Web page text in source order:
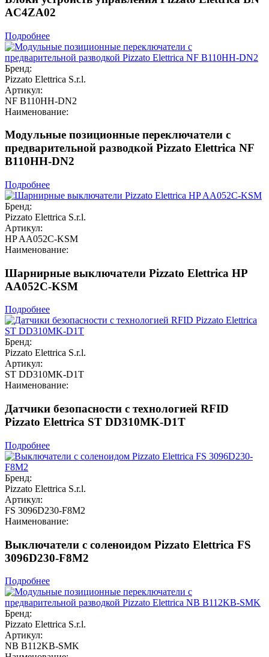
AC4ZA02
Подробнее
Бренд:
Pizzato Elettrica S.r.l.
Артикул:
NF B110HH-DN2
Наименование:
Модульные позиционные переключатели с
предварительной разводкой Pizzato Elettrica NF
B110HH-DN2
Подробнее
Бренд:
Pizzato Elettrica S.r.l.
Артикул:
HP AA052C-KSM
Наименование:
Шарнирные выключатели Pizzato Elettrica HP
AA052C-KSM
Подробнее
Бренд:
Pizzato Elettrica S.r.l.
Артикул:
ST DD310MK-D1T
Наименование:
Датчики безопасности с технологией RFID
Pizzato Elettrica ST DD310MK-D1T
Подробнее
Бренд:
Pizzato Elettrica S.r.l.
Артикул:
FS 3096D230-F8M2
Наименование:
Выключатели с соленоидом Pizzato Elettrica FS
3096D230-F8M2
Подробнее
Бренд:
Pizzato Elettrica S.r.l.
Артикул:
NB B112KB-SMK